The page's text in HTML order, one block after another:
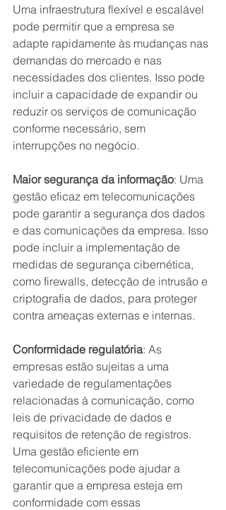
Uma infraestrutura flexível e escalável
pode permitir que a empresa se
adapte rapidamente às mudanças nas
demandas do mercado e nas
necessidades dos clientes. Isso pode
incluir a capacidade de expandir ou
reduzir os serviços de comunicação
conforme necessário, sem
interrupções no negócio.
Maior segurança da informação: Uma
gestão eficaz em telecomunicações
pode garantir a segurança dos dados
e das comunicações da empresa. Isso
pode incluir a implementação de
medidas de segurança cibernética,
como firewalls, detecção de intrusão e
criptografia de dados, para proteger
contra ameaças externas e internas.
Conformidade regulatória: As
empresas estão sujeitas a uma
variedade de regulamentações
relacionadas à comunicação, como
leis de privacidade de dados e
requisitos de retenção de registros.
Uma gestão eficiente em
telecomunicações pode ajudar a
garantir que a empresa esteja em
conformidade com essas